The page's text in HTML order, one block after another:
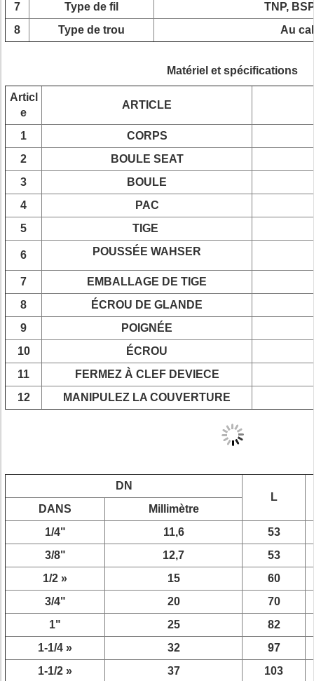
7
Type de fil
TNP,
8
Type de trou Au
Matériel et spécifications
Articl
e
ARTICLE
1
CORPS
2
BOULE SEAT
3
BOULE
4
PAC
5
TIGE
6 POUSSÉE WAHSER
7
EMBALLAGE DE TIGE
8
ÉCROU DE GLANDE
9
POIGNÉE
10
ÉCROU
11
FERMEZ À CLEF DEVIECE
12
MANIPULEZ LA COUVERTURE
DN
L
DANS
Millimètre
1/4"
11,6
53
3/8"
12,7
53
1/2 »
15
60
3/4"
20
70
1"
25
82
1-1/4 »
32
97
1-1/2 »
37 103